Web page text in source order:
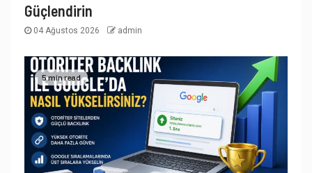
Güçlendirin
04 Ağustos 2026 admin
5 min read